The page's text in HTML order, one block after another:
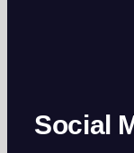
Social